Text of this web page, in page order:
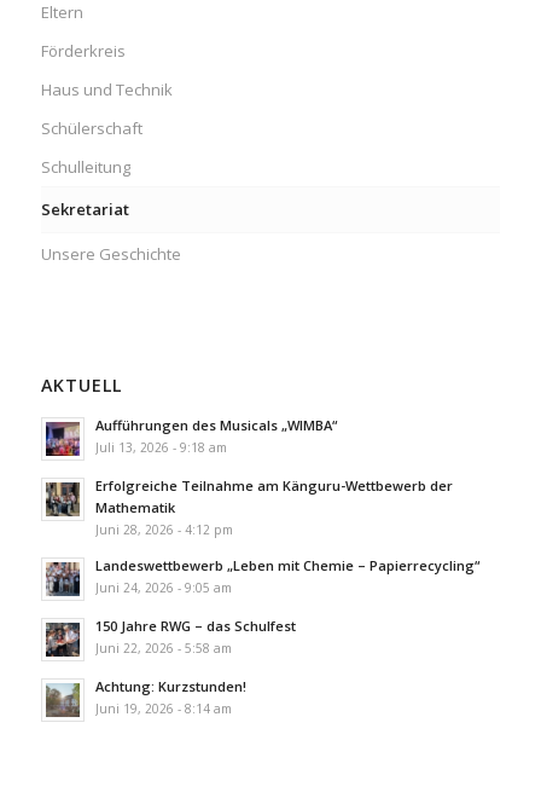
Eltern
Förderkreis
Haus und Technik
Schülerschaft
Schulleitung
Sekretariat
Unsere Geschichte
AKTUELL
Aufführungen des Musicals „WIMBA“
Juli 13, 2026 - 9:18 am
Erfolgreiche Teilnahme am Känguru-Wettbewerb der
Mathematik
Juni 28, 2026 - 4:12 pm
Landeswettbewerb „Leben mit Chemie – Papierrecycling“
Juni 24, 2026 - 9:05 am
150 Jahre RWG – das Schulfest
Juni 22, 2026 - 5:58 am
Achtung: Kurzstunden!
Juni 19, 2026 - 8:14 am